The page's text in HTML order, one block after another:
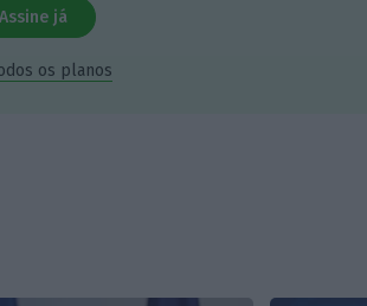
Assine já
os planos